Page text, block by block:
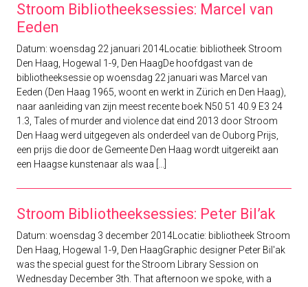
Stroom Bibliotheeksessies: Marcel van
Eeden
Datum: woensdag 22 januari 2014Locatie: bibliotheek Stroom
Den Haag, Hogewal 1-9, Den HaagDe hoofdgast van de
bibliotheeksessie op woensdag 22 januari was Marcel van
Eeden (Den Haag 1965, woont en werkt in Zürich en Den Haag),
naar aanleiding van zijn meest recente boek N50 51 40.9 E3 24
1.3, Tales of murder and violence dat eind 2013 door Stroom
Den Haag werd uitgegeven als onderdeel van de Ouborg Prijs,
een prijs die door de Gemeente Den Haag wordt uitgereikt aan
een Haagse kunstenaar als waa [...]
Stroom Bibliotheeksessies: Peter Bil’ak
Datum: woensdag 3 december 2014Locatie: bibliotheek Stroom
Den Haag, Hogewal 1-9, Den HaagGraphic designer Peter Bil'ak
was the special guest for the Stroom Library Session on
Wednesday December 3th. That afternoon we spoke, with a